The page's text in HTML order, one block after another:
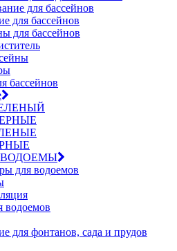
для бассейнов
для бассейнов
для бассейнов
бассейнов
для водоемов
водоемов
для фонтанов, сада и прудов